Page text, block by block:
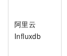
阿里云
Influxdb